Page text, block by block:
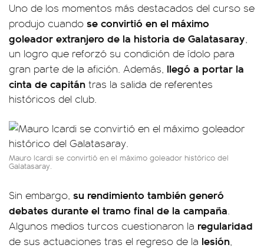
Uno de los momentos más destacados del curso se
produjo cuando se convirtió en el máximo
goleador extranjero de la historia de Galatasaray,
un logro que reforzó su condición de ídolo para
gran parte de la afición. Además, llegó a portar la
cinta de capitán tras la salida de referentes
históricos del club.
Mauro Icardi se convirtió en el máximo goleador histórico del
Galatasaray.
Sin embargo, su rendimiento también generó
debates durante el tramo final de la campaña.
Algunos medios turcos cuestionaron la regularidad
de sus actuaciones tras el regreso de la lesión,